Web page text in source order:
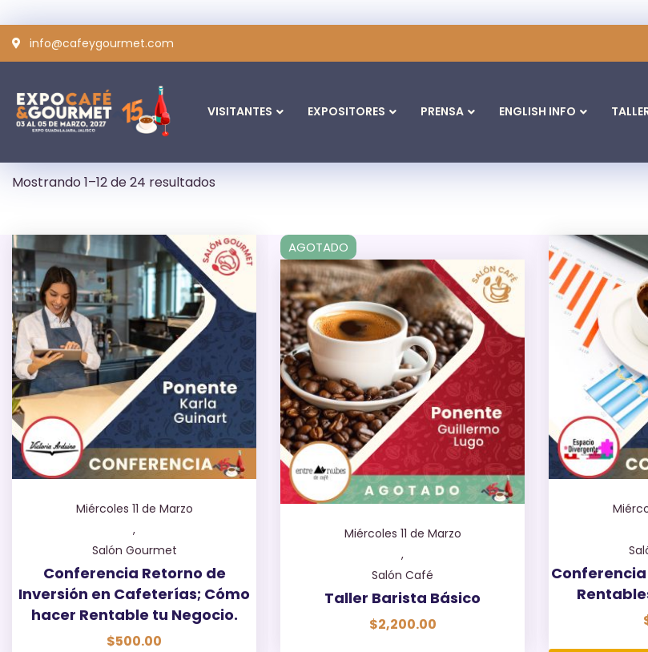
info@cafeygourmet.com
VISITANTES EXPOSITORES PRENSA ENGLISH INFO
Mostrando 1–12 de 24 resultados
Miércoles 11 de Marzo
,
Salón Gourmet
Conferencia Retorno de
Inversión en Cafeterías; Cómo
hacer Rentable tu Negocio.
$500.00
AGOTADO
Miércoles 11 de Marzo
,
Salón Café
Taller Barista Básico
$2,200.00
Conferencia